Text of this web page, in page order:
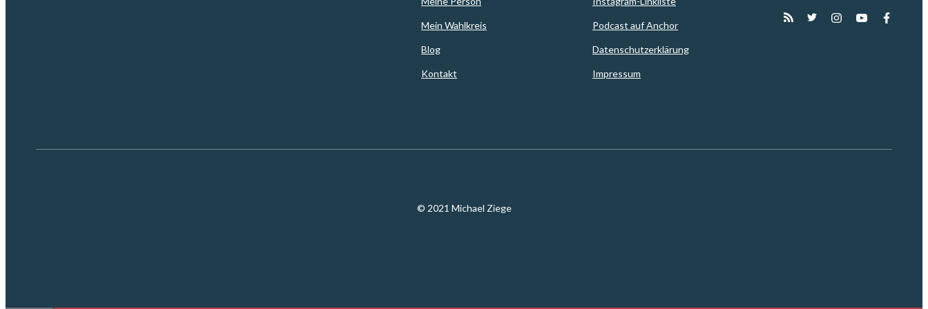
Mein Wahlkreis
Blog
Kontakt
Podcast auf Anchor
Datenschutzerklärung
Impressum
© 2021 Michael Ziege